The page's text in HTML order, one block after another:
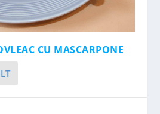
CU MASCARPONE